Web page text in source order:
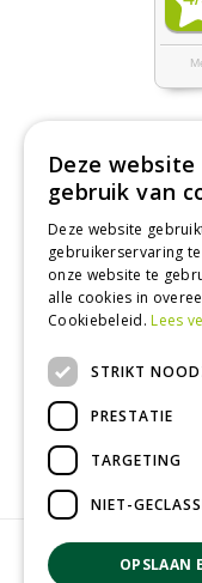
Deze
gebruik van
Deze website
gebruikerservaring
onze website te
alle cookies in
Cookiebeleid.Lees
STRIKT
PRESTATIE
TARGETING
NIET-
OPSLAAN